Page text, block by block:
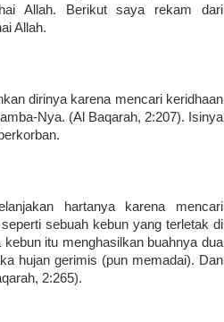
Allah. Berikut saya rekam dari
Allah.
dirinya karena mencari keridhaan
Nya. (Al Baqarah, 2:207). Isinya
hartanya karena mencari
sebuah kebun yang terletak di
itu menghasilkan buahnya dua
hujan gerimis (pun memadai). Dan
2:265).